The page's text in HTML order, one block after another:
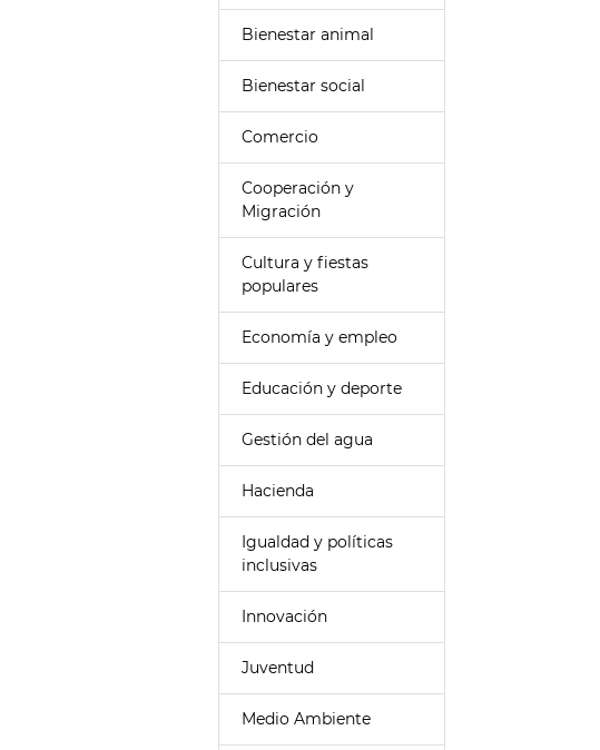
Bienestar animal
Bienestar social
Comercio
Cooperación y
Migración
Cultura y fiestas
populares
Economía y empleo
Educación y deporte
Gestión del agua
Hacienda
Igualdad y políticas
inclusivas
Innovación
Juventud
Medio Ambiente